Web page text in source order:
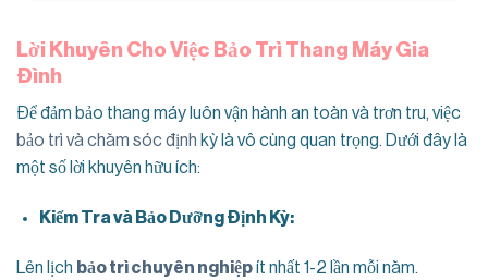
Lời Khuyên Cho Việc Bảo Trì Thang Máy Gia
Đình
Để đảm bảo thang máy luôn vận hành an toàn và trơn tru, việc
bảo trì và chăm sóc định kỳ là vô cùng quan trọng. Dưới đây là
một số lời khuyên hữu ích:
Kiểm Tra và Bảo Dưỡng Định Kỳ:
Lên lịch bảo trì chuyên nghiệpít nhất 1-2 lần mỗi năm.